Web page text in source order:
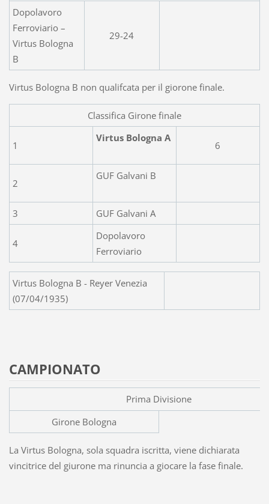
Dopolavoro
Ferroviario –
Virtus Bologna
B
29-24
Virtus Bologna B non qualifcata per il giorone finale.
Classifica Girone finale
1
Virtus Bologna A
6
2
GUF Galvani B
3 GUF Galvani A
4
Dopolavoro
Ferroviario
Virtus Bologna B - Reyer Venezia
(07/04/1935)
CAMPIONATO
Prima Divisione
Girone Bologna
La Virtus Bologna, sola squadra iscritta, viene dichiarata
vincitrice del giurone ma rinuncia a giocare la fase finale.